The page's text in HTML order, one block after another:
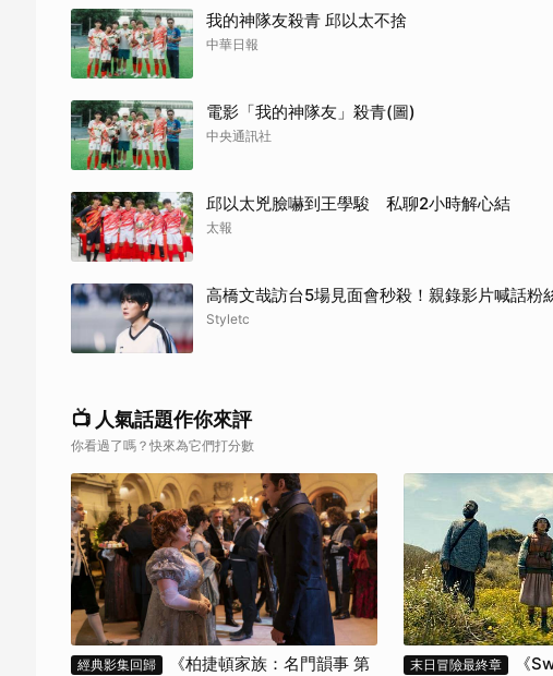
我的神隊友殺青 邱以太不捨
中華日報
電影「我的神隊友」殺青(圖)
中央通訊社
邱以太兇臉嚇到王學駿 私聊2小時解心結
太報
高橋文哉訪台5場見面會秒殺！親錄影片喊話粉
Styletc
📺 人氣話題作你來評
你看過了嗎？快來為它們打分數
經典影集回歸 《柏捷頓家族：名門韻事 第 末日冒險最終章 《